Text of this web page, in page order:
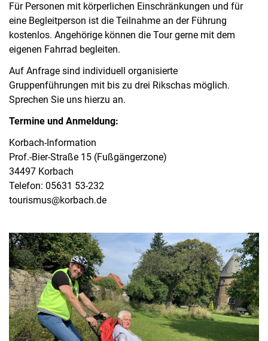
Für Personen mit körperlichen Einschränkungen und für
eine Begleitperson ist die Teilnahme an der Führung
kostenlos. Angehörige können die Tour gerne mit dem
eigenen Fahrrad begleiten.
Auf Anfrage sind individuell organisierte
Gruppenführungen mit bis zu drei Rikschas möglich.
Sprechen Sie uns hierzu an.
Termine und Anmeldung:
Korbach-Information
Prof.-Bier-Straße 15 (Fußgängerzone)
34497 Korbach
Telefon: 05631 53-232
tourismus@korbach.de